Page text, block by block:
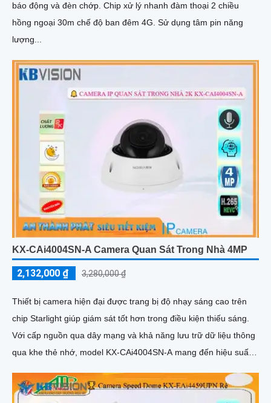
báo động và đèn chớp. Chip xử lý nhanh đàm thoại 2 chiều
hồng ngoại 30m chế độ ban đêm 4G. Sử dụng tâm pin năng
lượng...
KX-CAi4004SN-A Camera Quan Sát Trong Nhà 4MP
2,132,000 ₫ 3,280,000 ₫
Thiết bị camera hiện đại được trang bị độ nhạy sáng cao trên
chip Starlight giúp giám sát tốt hơn trong điều kiện thiếu sáng.
Với cấp nguồn qua dây mạng và khả năng lưu trữ dữ liệu thông
qua khe thẻ nhớ, model KX-CAi4004SN-A mang đến hiệu suất